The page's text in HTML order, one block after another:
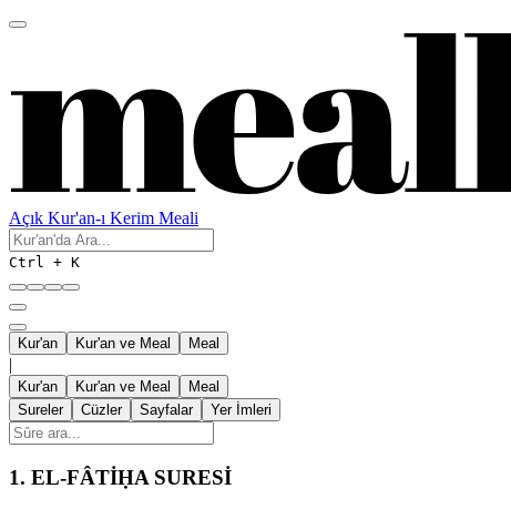
Açık Kur'an-ı Kerim Meali
Ctrl + K
Kur'an Kur'an ve Meal Meal
|
Kur'an Kur'an ve Meal
Meal
Sureler
Cüzler Sayfalar Yer İmleri
1. EL-FÂTİḤA SURESİ